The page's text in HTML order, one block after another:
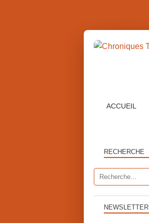
ACCUEIL
NEWSLETTER
RECHERCHE